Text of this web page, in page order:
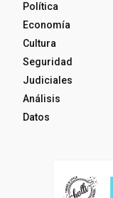
Política
Economía
Cultura
Seguridad
Judiciales
Análisis
Datos